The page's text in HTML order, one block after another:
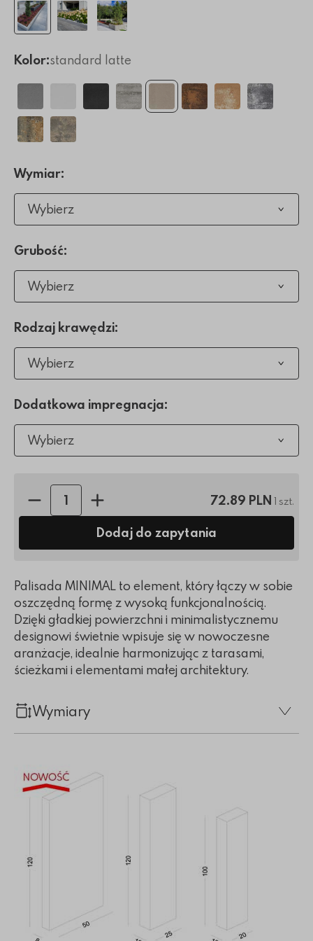
Kolor:standard latte
Wymiar:
Wybierz
Grubość:
Wybierz
Rodzaj krawędzi:
Wybierz
Dodatkowa impregnacja:
Wybierz
Ilość sztuk: 72.89 PLN 1 szt.
Dodaj do zapytania
Palisada MINIMAL to element, który łączy w sobie
oszczędną formę z wysoką funkcjonalnością.
Dzięki gładkiej powierzchni i minimalistycznemu
designowi świetnie wpisuje się w nowoczesne
aranżacje, idealnie harmonizując z tarasami,
ścieżkami i elementami małej architektury.
Wymiary